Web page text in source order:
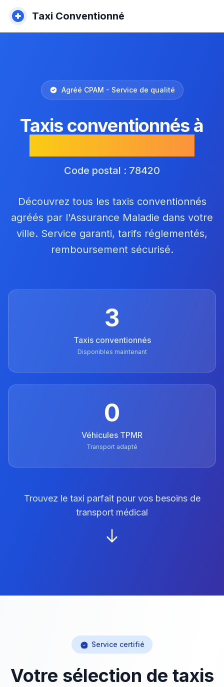
Taxi Conventionné
Agréé CPAM - Service de qualité
Taxis conventionnés à
Code postal : 78420
Découvrez tous les taxis conventionnés
agréés par l'Assurance Maladie dans votre
ville. Service garanti, tarifs réglementés,
remboursement sécurisé.
3
Taxis conventionnés
Disponibles maintenant
0
Véhicules TPMR
Transport adapté
Trouvez le taxi parfait pour vos besoins de
transport médical
Service certifié
Votre sélection de taxis